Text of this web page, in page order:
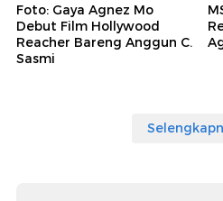
Foto: Gaya Agnez Mo
Debut Film Hollywood
Reacher Bareng Anggun C.
Sasmi